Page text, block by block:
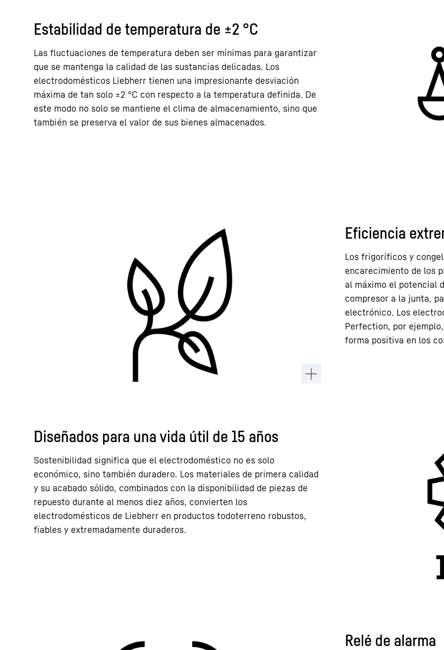
Estabilidad de temperatura de ±2 °C
Las fluctuaciones de temperatura deben ser mínimas para garantizar
que se mantenga la calidad de las sustancias delicadas. Los
electrodomésticos Liebherr tienen una impresionante desviación
máxima de tan solo ±2 °C con respecto a la temperatura definida. De
este modo no solo se mantiene el clima de almacenamiento, sino que
también se preserva el valor de sus bienes almacenados.
Eficiencia
Los frigoríficos y
encarecimiento de los
al máximo el potencial
compresor a la junta,
electrónico. Los
Perfection, por
forma positiva en los
Diseñados para una vida útil de 15 años
Sostenibilidad significa que el electrodoméstico no es solo
económico, sino también duradero. Los materiales de primera calidad
y su acabado sólido, combinados con la disponibilidad de piezas de
repuesto durante al menos diez años, convierten los
electrodomésticos de Liebherr en productos todoterreno robustos,
fiables y extremadamente duraderos.
Relé de alarma